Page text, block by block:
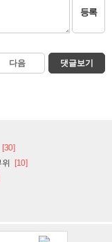
등록
다음 댓글보기
[30]
[10]